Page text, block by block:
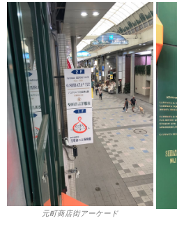
元町商店街アーケード